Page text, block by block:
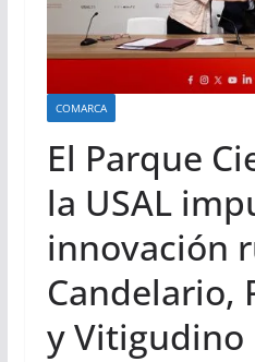
COMARCA
El Parque
la USAL
innovación
Candelario,
y Vitigudino